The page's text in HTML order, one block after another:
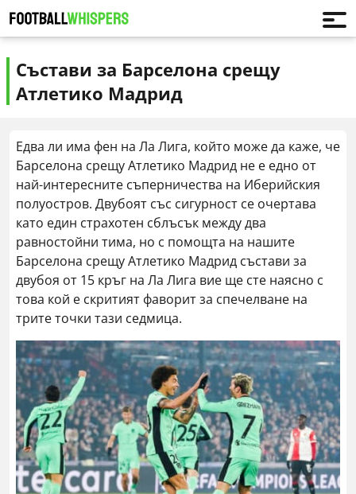
Състави за Барселона срещу
Атлетико Мадрид
Едва ли има фен на Ла Лига, който може да каже, че
Барселона срещу Атлетико Мадрид не е едно от
най-интересните съперничества на Иберийския
полуостров. Двубоят със сигурност се очертава
като един страхотен сблъсък между два
равностойни тима, но с помощта на нашите
Барселона срещу Атлетико Мадрид състави за
двубоя от 15 кръг на Ла Лига вие ще сте наясно с
това кой е скритият фаворит за спечелване на
трите точки тази седмица.